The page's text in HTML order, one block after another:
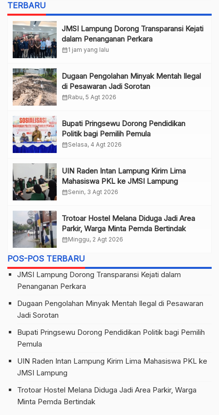
TERBARU
JMSI Lampung Dorong Transparansi Kejati
dalam Penanganan Perkara
calendar_month1 jam yang lalu
Dugaan Pengolahan Minyak Mentah Ilegal
di Pesawaran Jadi Sorotan
calendar_monthRabu, 5 Agt 2026
Bupati Pringsewu Dorong Pendidikan
Politik bagi Pemilih Pemula
calendar_monthSelasa, 4 Agt 2026
UIN Raden Intan Lampung Kirim Lima
Mahasiswa PKL ke JMSI Lampung
calendar_monthSenin, 3 Agt 2026
Trotoar Hostel Melana Diduga Jadi Area
Parkir, Warga Minta Pemda Bertindak
calendar_monthMinggu, 2 Agt 2026
POS-POS TERBARU
JMSI Lampung Dorong Transparansi Kejati dalam
Penanganan Perkara
Dugaan Pengolahan Minyak Mentah Ilegal di Pesawaran
Jadi Sorotan
Bupati Pringsewu Dorong Pendidikan Politik bagi Pemilih
Pemula
UIN Raden Intan Lampung Kirim Lima Mahasiswa PKL ke
JMSI Lampung
Trotoar Hostel Melana Diduga Jadi Area Parkir, Warga
Minta Pemda Bertindak